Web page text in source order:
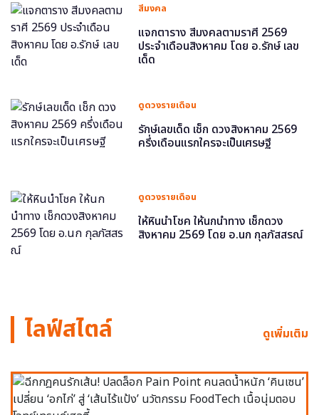
สีมงคล
แจกตาราง สีมงคลตามราศี 2569
ประจำเดือนสิงหาคม โดย อ.รักษ์ เลข
เด็ด
ดูดวงรายเดือน
รักษ์เลขเด็ด เช็ก ดวงสิงหาคม 2569
ครึ่งเดือนแรกใครจะเป็นเศรษฐี
ดูดวงรายเดือน
ให้หินนำโชค ให้นกนำทาง เช็กดวง
สิงหาคม 2569 โดย อ.นก กุลภัสสรณ์
ไลฟ์สไตล์ ดูเพิ่มเติม